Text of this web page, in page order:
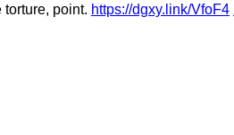
point. https://dgxy.link/VfoF4